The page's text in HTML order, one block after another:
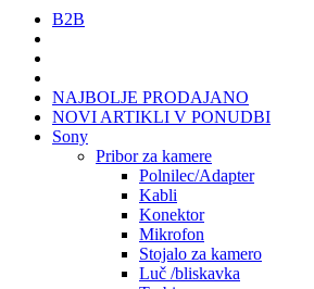
B2B
NAJBOLJE PRODAJANO
NOVI ARTIKLI V PONUDBI
Sony
Pribor za kamere
Polnilec/Adapter
Kabli
Konektor
Mikrofon
Stojalo za kamero
Luč /bliskavka